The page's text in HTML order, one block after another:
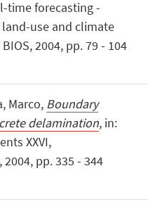
time forecasting -
use and climate
2004, pp. 79 - 104
Marco, Boundary
delamination, in:
XXVI,
2004, pp. 335 - 344